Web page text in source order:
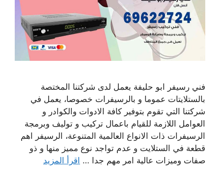
فني رسيفر ابو حليفة يعمل لدى شركتنا المختصة
بالستلايتات عموما و بالرسيفرات خصوصا، يعمل في
شركتنا التي تقوم بتوفير كافة الادوات والكوادر و
العوامل اللازمة للقيام باعمال تركيب و توليف وبرمجة
الرسيفرات ذات الانواع العالمية المتنوعة، الرسيفر اهم
قطعة في الستلايت و عدم تواجد نوع مميز منها و ذو
صفات وميزات عالية امر مهم جدا … اقرأ المزيد